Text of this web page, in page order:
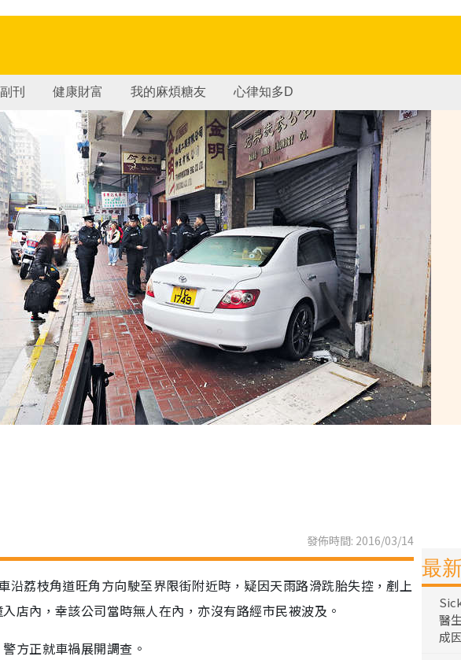
副刊 健康財富 我的麻煩糖友 心律知多D
發佈時間: 2016/03/14
沿荔枝角道旺角方向駛至界限街附近時，疑因天雨路滑跣胎失控，剷上
店內，幸該公司當時無人在內，亦沒有路經市民被波及。
方正就車禍展開調查。
最
醫
成